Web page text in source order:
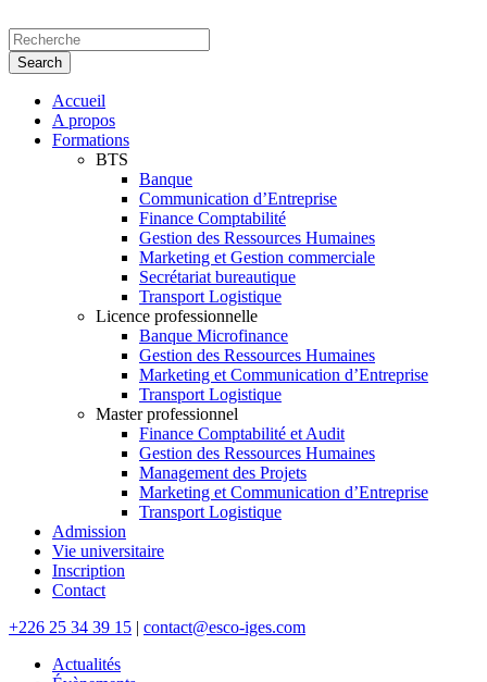
Accueil
A propos
Formations
BTS
Banque
Communication d’Entreprise
Finance Comptabilité
Gestion des Ressources Humaines
Marketing et Gestion commerciale
Secrétariat bureautique
Transport Logistique
Licence professionnelle
Banque Microfinance
Gestion des Ressources Humaines
Marketing et Communication d’Entreprise
Transport Logistique
Master professionnel
Finance Comptabilité et Audit
Gestion des Ressources Humaines
Management des Projets
Marketing et Communication d’Entreprise
Transport Logistique
Admission
Vie universitaire
Inscription
Contact
+226 25 34 39 15 | contact@esco-iges.com
Actualités